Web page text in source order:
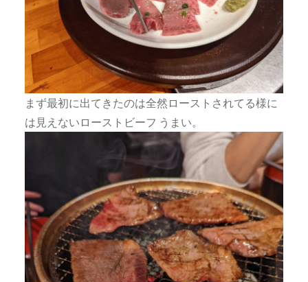
まず最初に出てきたのは全然ローストされてる様に
は見えないローストビーフ うまい。